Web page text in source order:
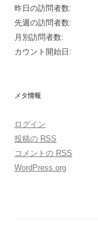
昨日の訪問者数:
先週の訪問者数:
月別訪問者数:
カウント開始日:
メタ情報
ログイン
投稿の RSS
コメントの RSS
WordPress.org